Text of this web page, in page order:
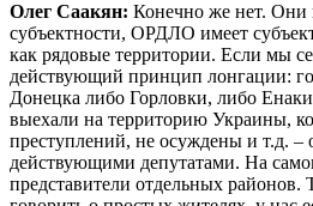
Олег Саакян: Конечно же нет.
субъектности, ОРДЛО имеет
как рядовые территории. Если мы
действующий принцип лонгации:
Донецка либо Горловки, либо
выехали на территорию Украины,
преступлений, не осуждены и т.д. –
действующими депутатами. На
представители отдельных районов.